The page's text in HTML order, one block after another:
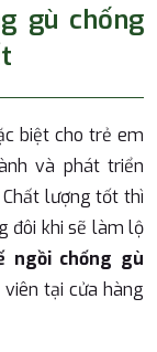
gù chống
biệt cho trẻ em
và phát triển
lượng tốt thì
đôi khi sẽ làm lộ
ngồi chống gù
tại cửa hàng